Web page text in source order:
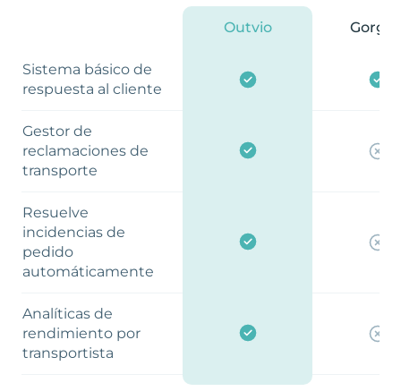
Outvio
Sistema básico de
respuesta al cliente
Gestor de
reclamaciones de
transporte
Resuelve
incidencias de
pedido
automáticamente
Analíticas de
rendimiento por
transportista